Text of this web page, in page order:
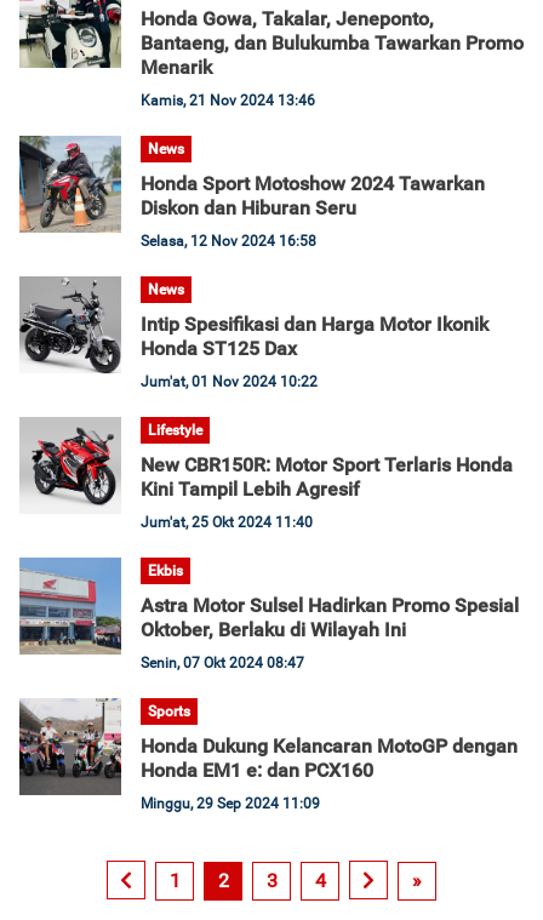
Honda Gowa, Takalar, Jeneponto,
Bantaeng, dan Bulukumba Tawarkan Promo
Menarik
Kamis, 21 Nov 2024 13:46
News
Honda Sport Motoshow 2024 Tawarkan
Diskon dan Hiburan Seru
Selasa, 12 Nov 2024 16:58
News
Intip Spesifikasi dan Harga Motor Ikonik
Honda ST125 Dax
Jum'at, 01 Nov 2024 10:22
Lifestyle
New CBR150R: Motor Sport Terlaris Honda
Kini Tampil Lebih Agresif
Jum'at, 25 Okt 2024 11:40
Ekbis
Astra Motor Sulsel Hadirkan Promo Spesial
Oktober, Berlaku di Wilayah Ini
Senin, 07 Okt 2024 08:47
Sports
Honda Dukung Kelancaran MotoGP dengan
Honda EM1 e: dan PCX160
Minggu, 29 Sep 2024 11:09
1 2 3 4 »